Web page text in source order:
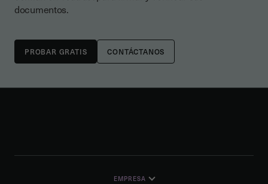
documentos.
CONTÁCTANOS
EMPRESA